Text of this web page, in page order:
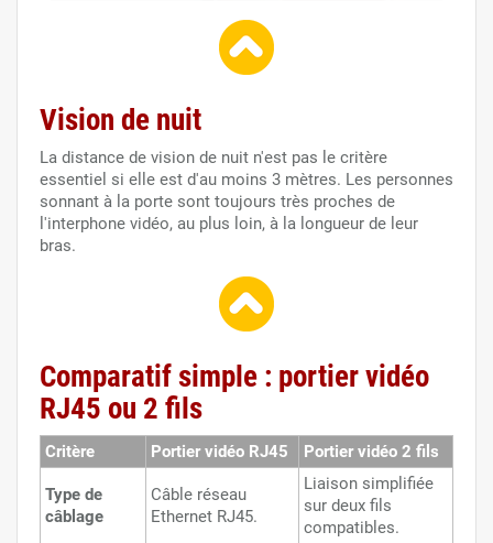
Vision de nuit
La distance de vision de nuit n'est pas le critère
essentiel si elle est d'au moins 3 mètres. Les personnes
sonnant à la porte sont toujours très proches de
l'interphone vidéo, au plus loin, à la longueur de leur
bras.
Comparatif simple : portier vidéo
RJ45 ou 2 fils
Critère Portier vidéo RJ45 Portier vidéo 2 fils
Type de
câblage
Câble réseau
Ethernet RJ45.
Liaison simplifiée
sur deux fils
compatibles.